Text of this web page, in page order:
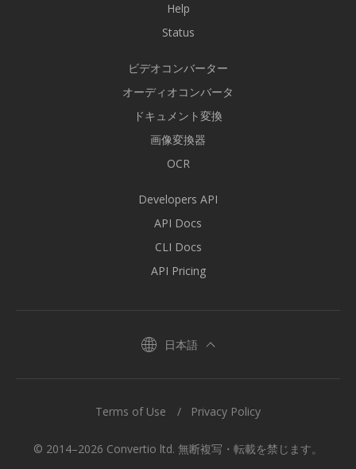
Help
Status
ビデオコンバーター
オーディオコンバータ
ドキュメント変換
画像変換器
OCR
Developers API
API Docs
CLI Docs
API Pricing
日本語
© 2014–2026 Convertio ltd. 無断複写・転載を禁じます。
Terms of Use Privacy Policy